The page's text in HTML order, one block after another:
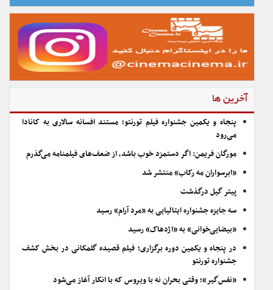
آخرین ها
پنجاه و یکمین جشنواره فیلم تورنتو؛ مستند افسانه سالاری به کانادا
می‌رود
مورگان فریمن: اگر دستمزد خوب باشد، از ضعف‌های فیلمنامه می‌گذرم
«ابرسواران مه رکاب» منتشر شد
پیتر گیل درگذشت
سه جایزه جشنواره ایتالیایی به «مرد آرام» رسید
«بیضایی‌خوانی» به «اژدهاک» رسید
در پنجاه و یکمین دوره برگزاری؛ فیلم قصیده گلمکانی در بخش کشف
جشنواره تورنتو
«نفس‌گیر»؛ وقتی بحران نه با ویروس که با انکار آغاز می‌شود